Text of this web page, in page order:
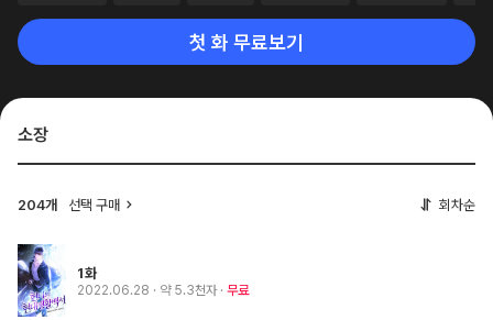
첫 화 무료보기
소장
204개 선택 구매 회차순
1화
2022.06.28 · 약 5.3천자 무료